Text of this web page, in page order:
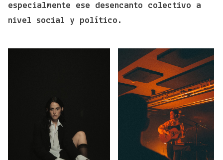
especialmente ese desencanto colectivo a
nivel social y político.